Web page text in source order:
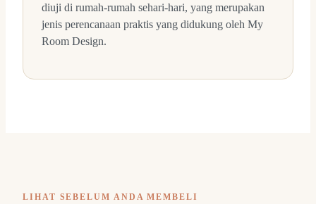
diuji di rumah-rumah sehari-hari, yang merupakan
jenis perencanaan praktis yang didukung oleh My
Room Design.
LIHAT SEBELUM ANDA MEMBELI